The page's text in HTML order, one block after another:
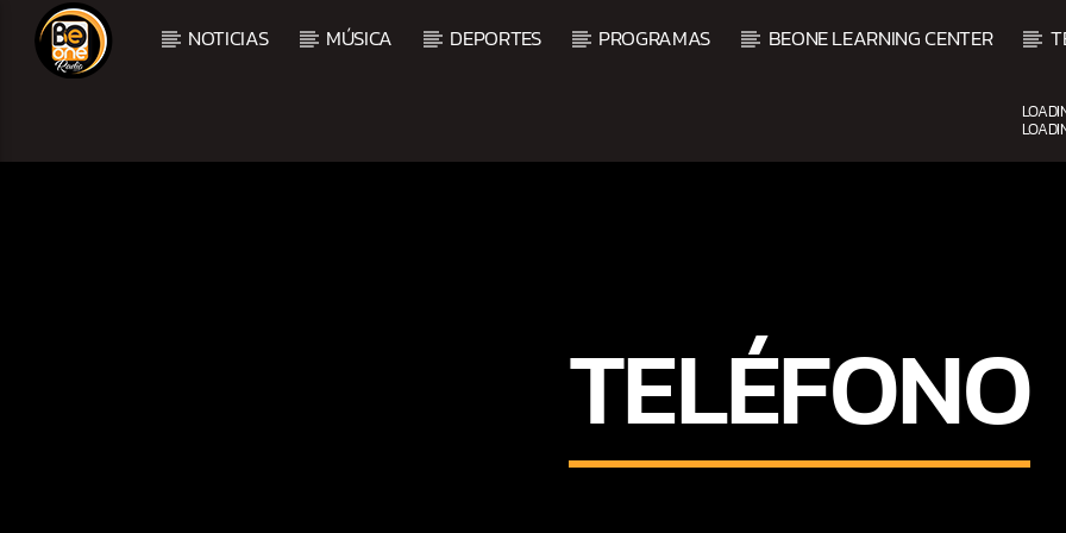
NOTICIAS MÚSICA DEPORTES PROGRAMAS BEONE LEARNING CENTER
BALADAS Y VALLENATO
2:00 PM 5:00 PM
TELÉFONO